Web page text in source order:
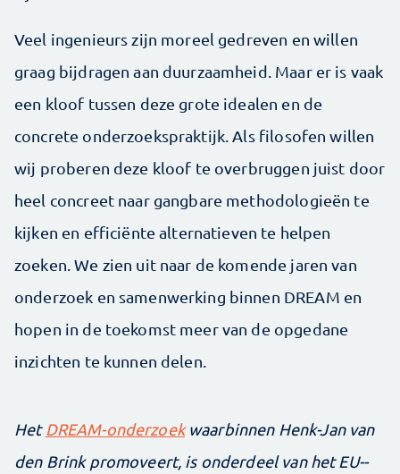
Veel ingenieurs zijn moreel gedreven en willen
graag bijdragen aan duurzaamheid. Maar er is vaak
een kloof tussen deze grote idealen en de
concrete onderzoeks­praktijk. Als filosofen willen
wij proberen deze kloof te overbruggen juist door
heel concreet naar gangbare methodologieën te
kijken en efficiënte alternatieven te helpen
zoeken. We zien uit naar de komende jaren van
onderzoek en samenwerking binnen DREAM en
hopen in de toekomst meer van de opgedane
inzichten te kunnen delen.
Het DREAM-onderzoekwaarbinnen Henk-Jan van
den Brink promoveert, is onderdeel van het EU-­